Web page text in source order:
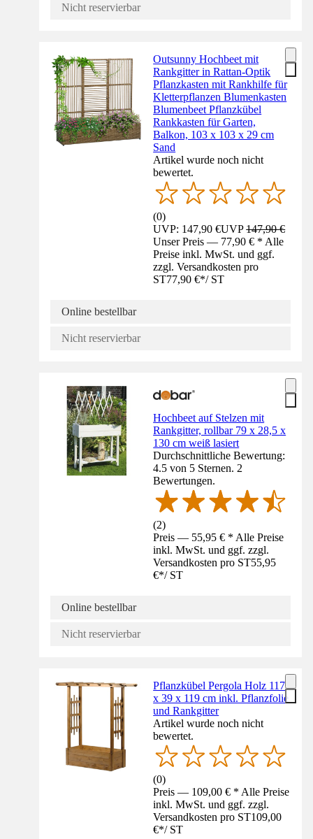
Nicht reservierbar
Outsunny Hochbeet mit
Rankgitter in Rattan-Optik
Pflanzkasten mit Rankhilfe für
Kletterpflanzen Blumenkasten
Blumenbeet Pflanzkübel
Rankkasten für Garten,
Balkon, 103 x 103 x 29 cm
Sand
Artikel wurde noch nicht
bewertet.
(0)
UVP: 147,90 €UVP147,90 €
Unser Preis — 77,90 € * Alle
Preise inkl. MwSt. und ggf.
zzgl. Versandkosten pro
ST77,90 €*/ ST
Online bestellbar
Nicht reservierbar
Hochbeet auf Stelzen mit
Rankgitter, rollbar 79 x 28,5 x
130 cm weiß lasiert
Durchschnittliche Bewertung:
4.5 von 5 Sternen. 2
Bewertungen.
(2)
Preis — 55,95 € * Alle Preise
inkl. MwSt. und ggf. zzgl.
Versandkosten pro ST55,95
€*/ ST
Online bestellbar
Nicht reservierbar
Pflanzkübel Pergola Holz 117
x 39 x 119 cm inkl. Pflanzfolie
und Rankgitter
Artikel wurde noch nicht
bewertet.
(0)
Preis — 109,00 € * Alle Preise
inkl. MwSt. und ggf. zzgl.
Versandkosten pro ST109,00
€*/ ST